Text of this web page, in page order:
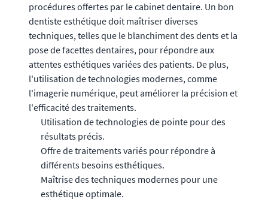
procédures offertes par le cabinet dentaire. Un bon
dentiste esthétique doit maîtriser diverses
techniques, telles que le blanchiment des dents et la
pose de facettes dentaires, pour répondre aux
attentes esthétiques variées des patients. De plus,
l'utilisation de technologies modernes, comme
l'imagerie numérique, peut améliorer la précision et
l'efficacité des traitements.
Utilisation de technologies de pointe pour des
résultats précis.
Offre de traitements variés pour répondre à
différents besoins esthétiques.
Maîtrise des techniques modernes pour une
esthétique optimale.